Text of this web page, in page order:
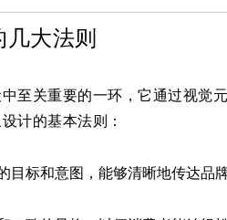
大法则
至关重要的一环，它通过视觉
计的基本法则：
目标和意图，能够清晰地传达品